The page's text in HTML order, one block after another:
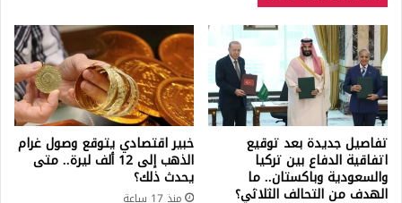
تفاصيل جديدة بعد توقيع
اتفاقية الدفاع بين تركيا
والسعودية وباكستان.. ما
الهدف من التحالف الثلاثي؟
خبير اقتصادي يتوقع وصول غرام
الذهب إلى 12 ألف ليرة.. متى
يحدث ذلك؟
منذ 17 ساعة